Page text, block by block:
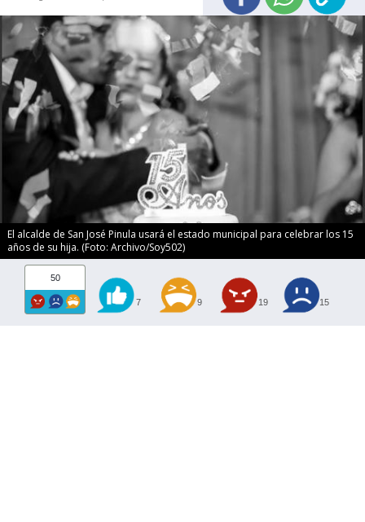
El alcalde de San José Pinula usará el estado municipal para celebrar los 15
años de su hija. (Foto: Archivo/Soy502)
50
7 9 19 15